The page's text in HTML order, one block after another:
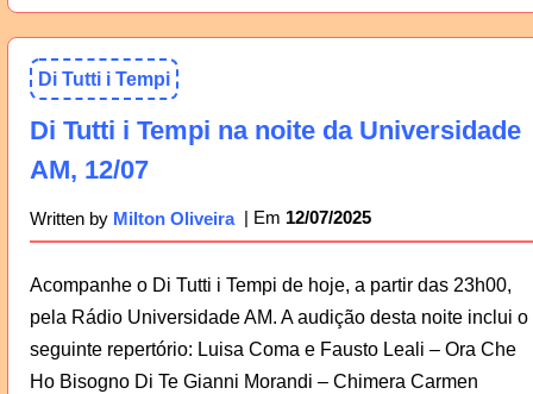
Di Tutti i Tempi
Di Tutti i Tempi na noite da Universidade
AM, 12/07
Written by Milton Oliveira 12/07/2025
Acompanhe o Di Tutti i Tempi de hoje, a partir das 23h00,
pela Rádio Universidade AM. A audição desta noite inclui o
seguinte repertório: Luisa Coma e Fausto Leali – Ora Che
Ho Bisogno Di Te Gianni Morandi – Chimera Carmen